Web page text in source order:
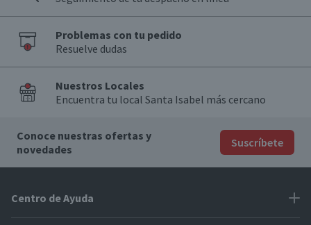
Problemas con tu pedido
Resuelve dudas
Nuestros Locales
Encuentra tu local Santa Isabel más cercano
Conoce nuestras ofertas y
novedades
Suscríbete
Centro de Ayuda